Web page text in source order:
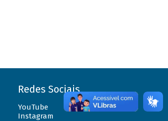
Redes Sociais
YouTube
Instagram